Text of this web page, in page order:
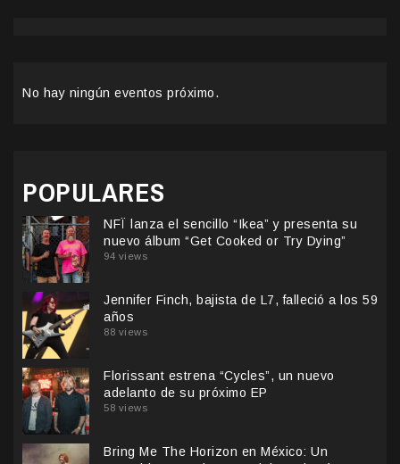
No hay ningún eventos próximo.
POPULARES
NFÏ lanza el sencillo “Ikea” y presenta su
nuevo álbum “Get Cooked or Try Dying”
94 views
Jennifer Finch, bajista de L7, falleció a los 59
años
88 views
Florissant estrena “Cycles”, un nuevo
adelanto de su próximo EP
58 views
Bring Me The Horizon en México: Un